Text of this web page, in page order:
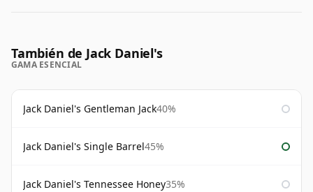
También de Jack Daniel's
GAMA ESENCIAL
Jack Daniel's Gentleman Jack40%
Jack Daniel's Single Barrel45%
Jack Daniel's Tennessee Honey35%